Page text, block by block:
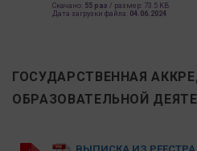
Скачано: 55 раз / размер: 73.5 KB
Дата загрузки файла: 04.06.2024
ГОСУДАРСТВЕННАЯ
ОБРАЗОВАТЕЛЬНОЙ